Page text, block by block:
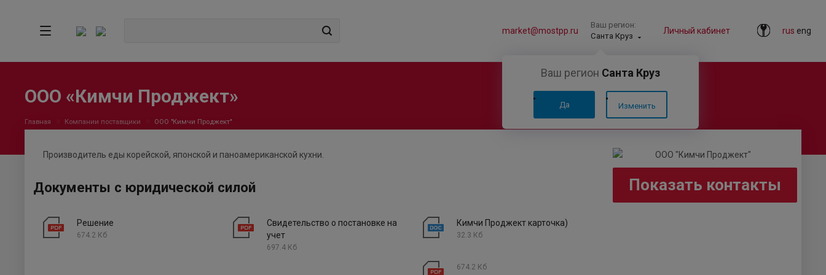
rus eng
Личный кабинет
Ваш регион:
Санта Круз
Ваш регион Санта Круз
Да Изменить
market@mostpp.ru
ООО «Кимчи Проджект»
Главная Компании поставщики ООО "Кимчи Проджект"
Показать контакты
Производитель еды корейской, японской и паноамериканской кухни.
Документы с юридической силой
Решение
674.2 Кб
Свидетельство о постановке на
учет
697.4 Кб
Кимчи Проджект карточка)
32.3 Кб
674.2 Кб